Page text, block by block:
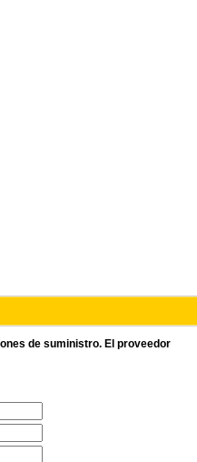
de suministro. El proveedor